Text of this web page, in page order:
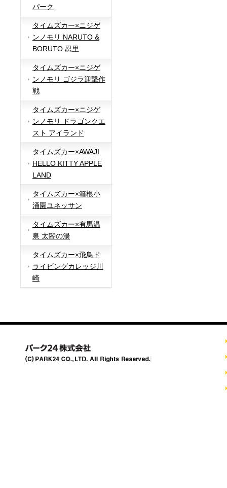
パーク
タイムズカー×ニジゲ
ンノモリ NARUTO &
BORUTO 忍里
タイムズカー×ニジゲ
ンノモリ ゴジラ迎撃作
戦
タイムズカー×ニジゲ
ンノモリ ドラゴンクエ
スト アイランド
タイムズカー×AWAJI
HELLO KITTY APPLE
LAND
タイムズカー×箱根小
涌園ユネッサン
タイムズカー×有馬温
泉 太閤の湯
タイムズカー×飛鳥ド
ライビングカレッジ川
崎